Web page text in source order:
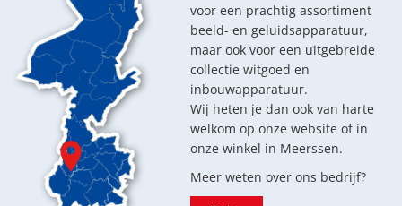
voor een prachtig assortiment
beeld- en geluidsapparatuur,
maar ook voor een uitgebreide
collectie witgoed en
inbouwapparatuur.
Wij heten je dan ook van harte
welkom op onze website of in
onze winkel in Meerssen.
Meer weten over ons bedrijf?